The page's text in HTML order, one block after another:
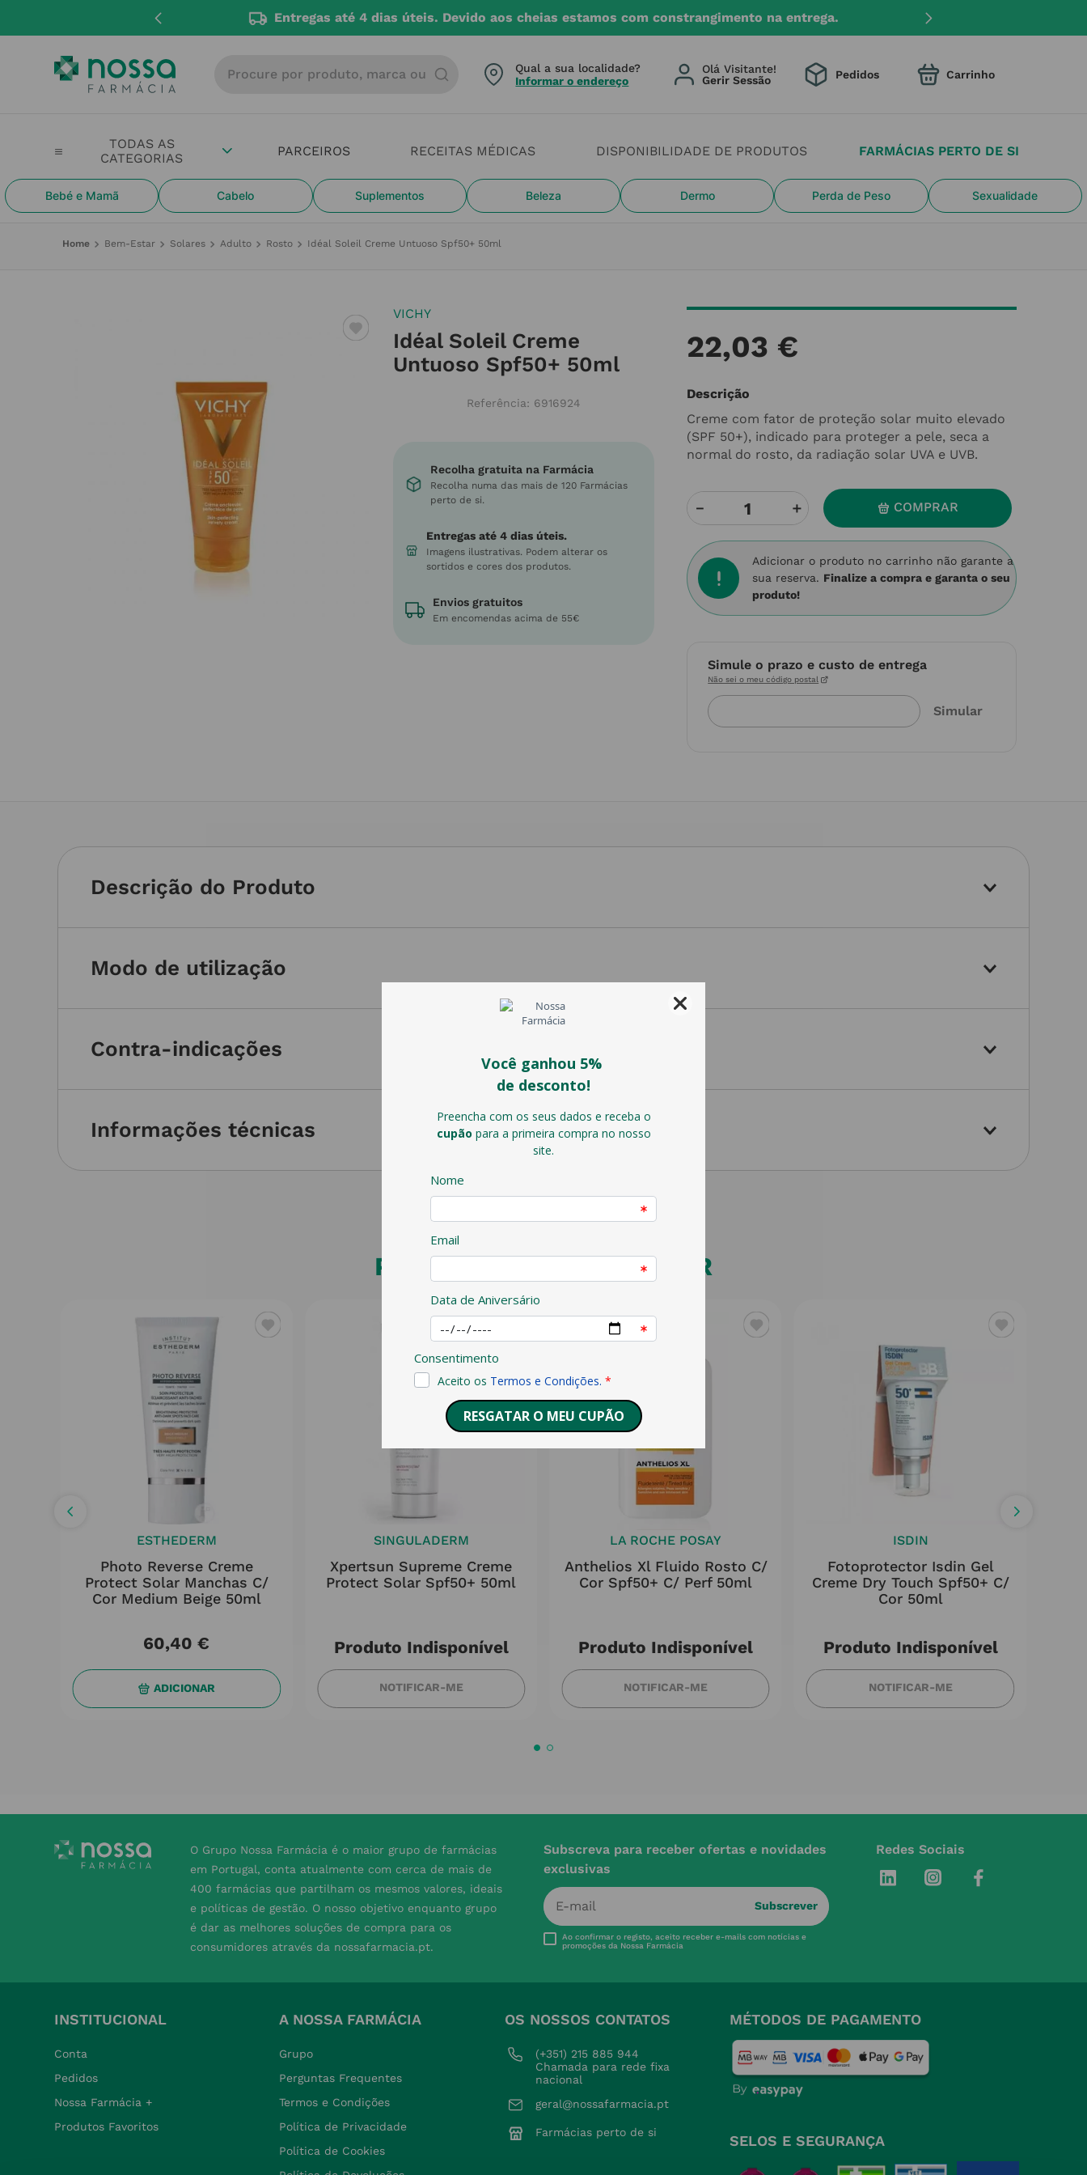
Entregas até 4 dias úteis. Devido aos cheias estamos com constrangimento na entrega.
PARCEIROS RECEITAS MÉDICAS DISPONIBILIDADE DE PRODUTOS FARMÁCIAS PERTO DE SI
Bebé e Mamã Cabelo Suplementos Beleza Dermo Perda de Peso Sexualidade
Qual a sua localidade?
Informar o endereço
Olá Visitante! Pedidos
Bem-Estar Solares Adulto Rosto Idéal Soleil Creme Untuoso Spf50+ 50ml
VICHY
Idéal Soleil Creme
Untuoso Spf50+ 50ml
Referência: 6916924
Recolha gratuita na Farmácia
Recolha numa das mais de 120 Farmácias
perto de si.
Entregas até 4 dias úteis.
Imagens ilustrativas. Podem alterar os
sortidos e cores dos produtos.
Envios gratuitos
Em encomendas acima de 55€
22,03 €
Descrição
Creme com fator de proteção solar muito elevado
(SPF 50+), indicado para proteger a pele, seca a
normal do rosto, da radiação solar UVA e UVB.
＋
－ COMPRAR
Adicionar o produto no carrinho não garante a
sua reserva. Finalize a compra e garanta o seu
produto!
Simule o prazo e custo de entrega
Não sei o meu código postal
Descrição do Produto
Modo de utilização
Contra-indicações
Informações técnicas
PODERÁ TAMBÉM GOSTAR
ESTHEDERM
Photo Reverse Creme
Protect Solar Manchas C/
Cor Medium Beige 50ml
60,40 €
ADICIONAR
SINGULADERM
Xpertsun Supreme Creme
Protect Solar Spf50+ 50ml
Produto Indisponível
NOTIFICAR-ME
LA ROCHE POSAY
Anthelios Xl Fluido Rosto C/
Cor Spf50+ C/ Perf 50ml
Produto Indisponível
NOTIFICAR-ME
ISDIN
Fotoprotector Isdin Gel
Creme Dry Touch Spf50+ C/
Cor 50ml
Produto Indisponível
NOTIFICAR-ME
O Grupo Nossa Farmácia é o maior grupo de farmácias
em Portugal, conta atualmente com cerca de mais de
400 farmácias que partilham os mesmos valores, ideais
e políticas de gestão. O nosso objetivo enquanto grupo
é dar as melhores soluções de compra para os
consumidores através da nossafarmacia.pt.
Subscreva para receber ofertas e novidades
exclusivas
Subscrever
Ao confirmar o registo, aceito receber e-mails com notícias e
promoções da Nossa Farmácia
Redes Sociais
INSTITUCIONAL
Conta
Pedidos
Nossa Farmácia +
Produtos Favoritos
A NOSSA FARMÁCIA
Grupo
Perguntas Frequentes
Termos e Condições
Política de Privacidade
Política de Cookies
OS NOSSOS CONTATOS
(+351) 215 885 944
Chamada para rede fixa
nacional
geral@nossafarmacia.pt
Farmácias perto de si
MÉTODOS DE PAGAMENTO
SELOS E SEGURANÇA